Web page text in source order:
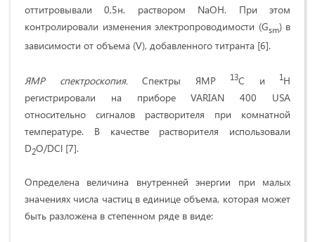
оттитровывали 0,5н. раствором NaOH. При этом
контролировали изменения электропроводимости (Gsm) в
зависимости от объема (V), добавленного титранта [6].
ЯМР спектроскопия.Спектры ЯМР 13С и 1H
регистрировали на приборе VARIAN 400 USA
относительно сигналов растворителя при комнатной
температуре. В качестве растворителя использовали
D2O/DCl [7].
Определена величина внутренней энергии при малых
значениях числа частиц в единице объема, которая может
быть разложена в степенном ряде в виде: